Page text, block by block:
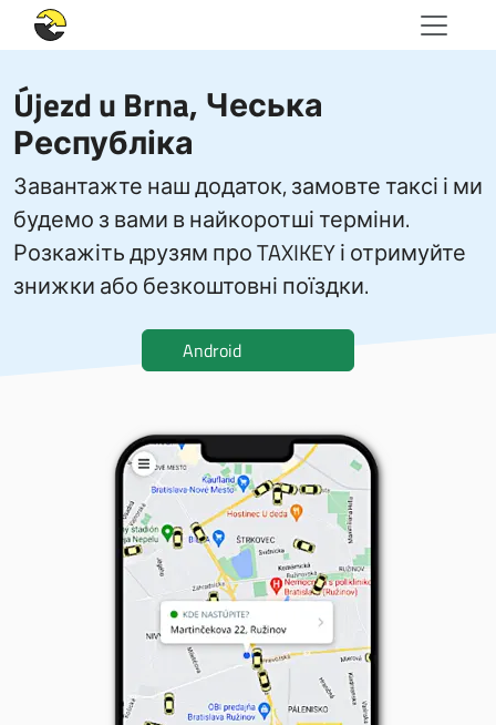
Újezd u Brna, Чеська
Республіка
Завантажте наш додаток, замовте таксі і ми
будемо з вами в найкоротші терміни.
Розкажіть друзям про TAXIKEY і отримуйте
знижки або безкоштовні поїздки.
Android